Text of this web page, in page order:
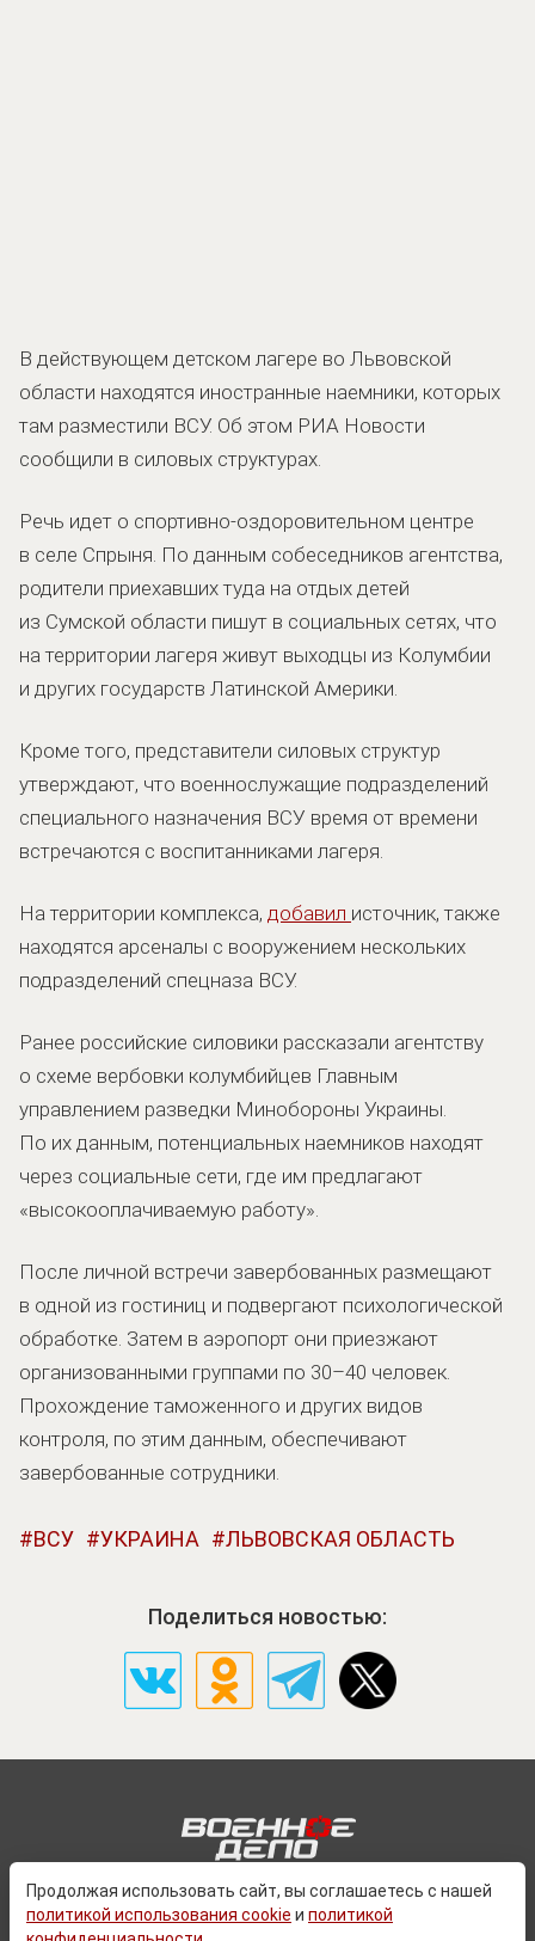
В действующем детском лагере во Львовской
области находятся иностранные наемники, которых
там разместили ВСУ. Об этом РИА Новости
сообщили в силовых структурах.
Речь идет о спортивно-оздоровительном центре
в селе Спрыня. По данным собеседников агентства,
родители приехавших туда на отдых детей
из Сумской области пишут в социальных сетях, что
на территории лагеря живут выходцы из Колумбии
и других государств Латинской Америки.
Кроме того, представители силовых структур
утверждают, что военнослужащие подразделений
специального назначения ВСУ время от времени
встречаются с воспитанниками лагеря.
На территории комплекса, добавил источник, также
находятся арсеналы с вооружением нескольких
подразделений спецназа ВСУ.
Ранее российские силовики рассказали агентству
о схеме вербовки колумбийцев Главным
управлением разведки Минобороны Украины.
По их данным, потенциальных наемников находят
через социальные сети, где им предлагают
«высокооплачиваемую работу».
После личной встречи завербованных размещают
в одной из гостиниц и подвергают психологической
обработке. Затем в аэропорт они приезжают
организованными группами по 30–40 человек.
Прохождение таможенного и других видов
контроля, по этим данным, обеспечивают
завербованные сотрудники.
ВСУ УКРАИНА ЛЬВОВСКАЯ ОБЛАСТЬ
Поделиться новостью:
Продолжая использовать сайт, вы соглашаетесь с нашей
политикой использования cookie и политикой
О ПРОЕКТЕ